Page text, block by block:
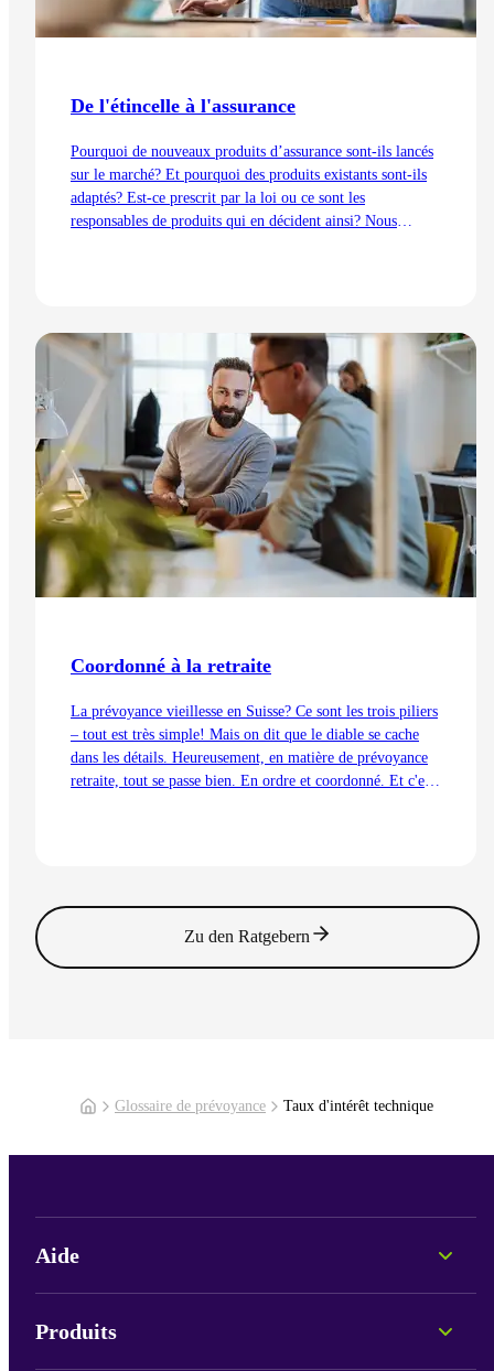
De l'étincelle à l'assurance
Pourquoi de nouveaux produits d’assurance sont-ils lancés
sur le marché? Et pourquoi des produits existants sont-ils
adaptés? Est-ce prescrit par la loi ou ce sont les
responsables de produits qui en décident ainsi? Nous
Lire l'article
Coordonné à la retraite
La prévoyance vieillesse en Suisse? Ce sont les trois piliers
– tout est très simple! Mais on dit que le diable se cache
dans les détails. Heureusement, en matière de prévoyance
retraite, tout se passe bien. En ordre et coordonné. Et c'est
Zu den Ratgebern
Glossaire de prévoyance Taux d'intérêt technique
Aide
Informations sur les fonds
Produits